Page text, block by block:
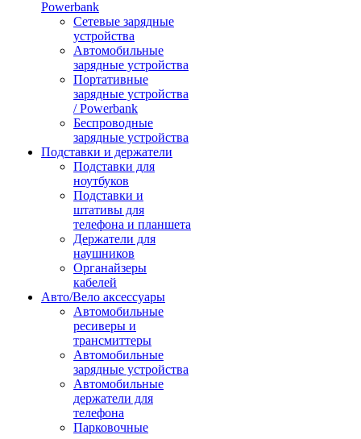
Powerbank
Сетевые зарядные
устройства
Автомобильные
зарядные устройства
Портативные
зарядные устройства
/ Powerbank
Беспроводные
зарядные устройства
Подставки и держатели
Подставки для
ноутбуков
Подставки и
штативы для
телефона и планшета
Держатели для
наушников
Органайзеры
кабелей
Авто/Вело аксессуары
Автомобильные
ресиверы и
трансмиттеры
Автомобильные
зарядные устройства
Автомобильные
держатели для
телефона
Парковочные